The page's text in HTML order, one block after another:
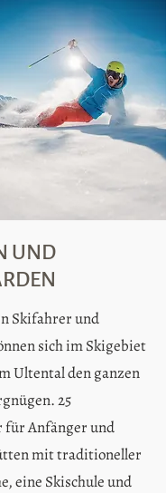
UND
Skifahrer und
sich im Skigebiet
Ultental den ganzen
25
für Anfänger und
mit traditioneller
eine Skischule und